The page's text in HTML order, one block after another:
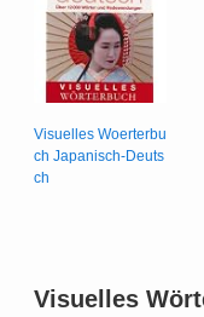
Visuelles Woerterbu
ch Japanisch-Deuts
ch
Visuelles